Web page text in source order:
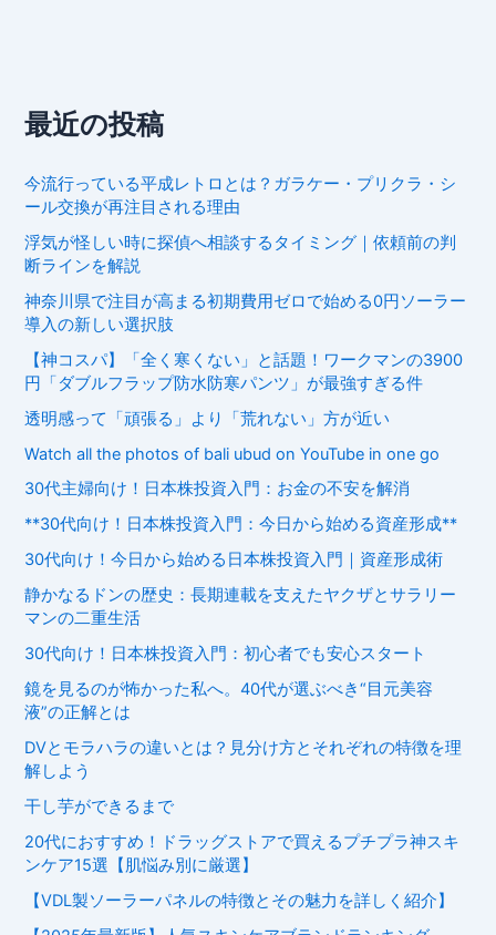
最近の投稿
今流行っている平成レトロとは？ガラケー・プリクラ・シ
ール交換が再注目される理由
浮気が怪しい時に探偵へ相談するタイミング｜依頼前の判
断ラインを解説
神奈川県で注目が高まる初期費用ゼロで始める0円ソーラー
導入の新しい選択肢
【神コスパ】「全く寒くない」と話題！ワークマンの3900
円「ダブルフラップ防水防寒パンツ」が最強すぎる件
透明感って「頑張る」より「荒れない」方が近い
Watch all the photos of bali ubud on YouTube in one go
30代主婦向け！日本株投資入門：お金の不安を解消
**30代向け！日本株投資入門：今日から始める資産形成**
30代向け！今日から始める日本株投資入門｜資産形成術
静かなるドンの歴史：長期連載を支えたヤクザとサラリー
マンの二重生活
30代向け！日本株投資入門：初心者でも安心スタート
鏡を見るのが怖かった私へ。40代が選ぶべき“目元美容
液”の正解とは
DVとモラハラの違いとは？見分け方とそれぞれの特徴を理
解しよう
干し芋ができるまで
20代におすすめ！ドラッグストアで買えるプチプラ神スキ
ンケア15選【肌悩み別に厳選】
【VDL製ソーラーパネルの特徴とその魅力を詳しく紹介】